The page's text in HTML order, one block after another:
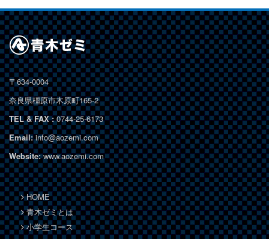
〒634-0004
奈良県橿原市木原町165-2
TEL & FAX :0744-25-6173
Email:info@aozemi.com
Website:www.aozemi.com
HOME
青木ゼミとは
小学生コース